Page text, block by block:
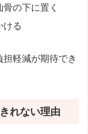
の下に置く
ける
軽減が期待でき
れない理由